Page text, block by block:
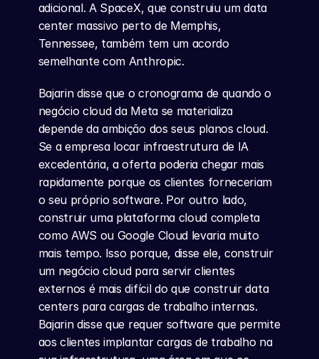
adicional. A SpaceX, que construiu um data
center massivo perto de Memphis,
Tennessee, também tem um acordo
semelhante com Anthropic.
Bajarin disse que o cronograma de quando o
negócio cloud da Meta se materializa
depende da ambição dos seus planos cloud.
Se a empresa locar infraestrutura de IA
excedentária, a oferta poderia chegar mais
rapidamente porque os clientes forneceriam
o seu próprio software. Por outro lado,
construir uma plataforma cloud completa
como AWS ou Google Cloud levaria muito
mais tempo. Isso porque, disse ele, construir
um negócio cloud para servir clientes
externos é mais difícil do que construir data
centers para cargas de trabalho internas.
Bajarin disse que requer software que permite
aos clientes implantar cargas de trabalho na